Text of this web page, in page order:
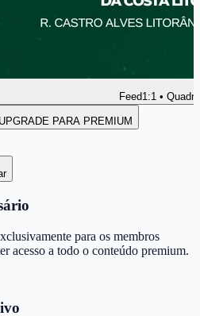
Feed1:1 •
PARA PREMIUM
para os membros
acesso a todo o conteúdo premium.